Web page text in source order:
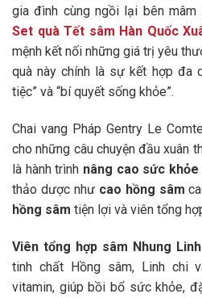
gia đình cùng ngồi lại bên
Set quà Tết sâm Hàn Quốc
mệnh kết nối những giá trị yêu
quà này chính là sự kết hợp đa
tiệc” và “bí quyết sống khỏe”.
Chai vang Pháp Gentry Le
cho những câu chuyện đầu xuân
là hành trình nâng cao sức khỏe
thảo dược như cao hồng sâm
hồng sâm tiện lợi và viên tổng
Viên tổng hợp sâm Nhung
tinh chất Hồng sâm, Linh chi
vitamin, giúp bồi bổ sức khỏe,